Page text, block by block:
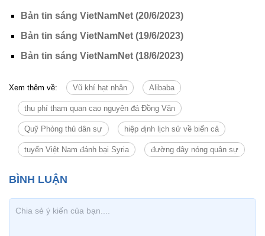
Bản tin sáng VietNamNet (20/6/2023)
Bản tin sáng VietNamNet (19/6/2023)
Bản tin sáng VietNamNet (18/6/2023)
Xem thêm về: Vũ khí hạt nhân Alibaba
thu phí tham quan cao nguyên đá Đồng Văn
Quỹ Phòng thủ dân sự hiệp định lịch sử về biển cả
tuyển Việt Nam đánh bại Syria đường dây nóng quân sự